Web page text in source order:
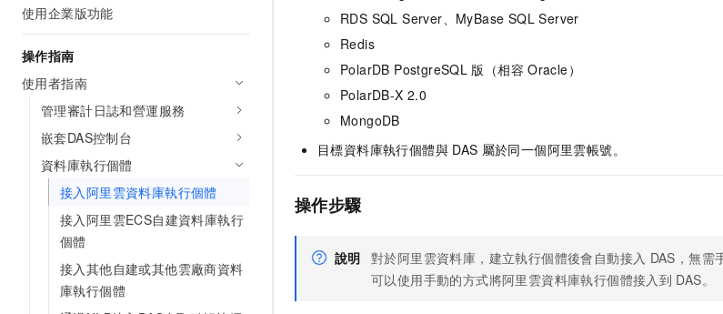
使用企業版功能
操作指南
使用者指南
管理審計日誌和營運服務
嵌套DAS控制台
資料庫執行個體
接入阿里雲資料庫執行個體
接入阿里雲ECS自建資料庫執行
個體
接入其他自建或其他雲廠商資料
庫執行個體
RDS SQL Server、 MyBase SQL Server
Redis
PolarDB PostgreSQL 版（相容 Oracle）
PolarDB-X 2.0
MongoDB
目標資料庫執行個體與 DAS 屬於同一個阿里雲帳號。
操作步驟
說明 對於阿里雲資料庫，建立執行個體後會自動接入 DAS，無需
可以使用手動的方式將阿里雲資料庫執行個體接入到 DAS。